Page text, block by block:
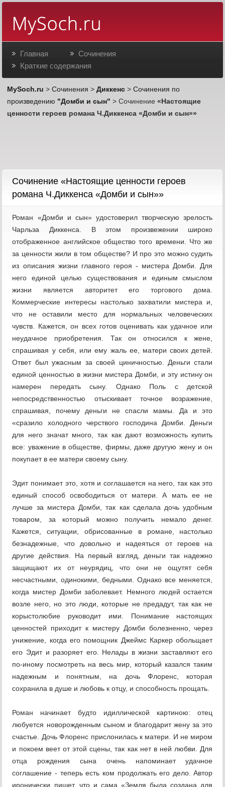
Главная
Сочинения
Краткие содержания
MySoch.ru >Сочинения >Диккенс >Сочинения по
произведению "Домби и сын" > Сочинение«Настоящие
ценности героев романа Ч.Диккенса «Домби и сын»»
Cочинение «Настоящие ценности героев
романа Ч.Диккенса «Домби и сын»»
Роман «Домби и сын» удостоверил творческую зрелость
Чарльза Диккенса. В этом произвежении широко
отображенное английское общество того времени. Что же
за ценности жили в том обществе? И про это можно судить
из описания жизни главного героя - мистера Домби. Для
него единой целью существования и единым смыслом
жизни является авторитет его торгового дома.
Коммерческие интересы настолько захватили мистера и,
что не оставили место для нормальных человеческих
чувств. Кажется, он всех готов оценивать как удачное или
неудачное приобретения. Так он относился к жене,
спрашивая у себя, или ему жаль ее, матери своих детей.
Ответ был ужасным за своей циничностью. Деньги стали
единой ценностью в жизни мистера Домби, и эту истину он
намерен передать сыну. Однако Поль с детской
непосредственностью отыскивает точное возражение,
спрашивая, почему деньги не спасли мамы. Да и это
«сразило холодного черствого господина Домби. Деньги
для него значат много, так как дают возможность купить
все: уважение в обществе, фирмы, даже другую жену и он
покупает в ее матери своему сыну.
Эдит понимает это, хотя и соглашается на него, так как это
единый способ освободиться от матери. А мать ее не
лучше за мистера Домби, так как сделала дочь удобным
товаром, за который можно получить немало денег.
Кажется, ситуации, обрисованные в романе, настолько
безнадежные, что довольно и надеяться от героев на
другие действия. На первый взгляд, деньги так надежно
защищают их от неурядиц, что они не ощутят себя
несчастными, одинокими, бедными. Однако все меняется,
когда мистер Домби заболевает. Немного людей остается
возле него, но это люди, которые не предадут, так как не
корыстолюбие руководит ими. Понимание настоящих
ценностей приходит к мистеру Домби болезненно, через
унижение, когда его помощник Джеймс Каркер обольщает
его Эдит и разоряет его. Нелады в жизни заставляют его
по-иному посмотреть на весь мир, который казался таким
надежным и понятным, на дочь Флоренс, которая
сохранила в душе и любовь к отцу, и способность прощать.
Роман начинает будто идиллической картиною: отец
любуется новорожденным сыном и благодарит жену за это
счастье. Дочь Флоренс прислонилась к матери. И не миром
и покоем веет от этой сцены, так как нет в ней любви. Для
отца рождения сына очень напоминает удачное
соглашение - теперь есть ком продолжать его дело. Автор
иронически пишет, что и сама «Земля была создана для